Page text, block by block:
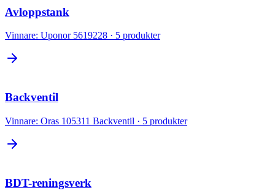
Avloppstank
Vinnare: Uponor 5619228 · 5 produkter
Backventil
Vinnare: Oras 105311 Backventil · 5 produkter
BDT-reningsverk